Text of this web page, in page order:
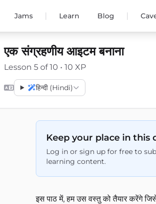
Jams | Learn Blog |
एक संग्रहणीय आइटम बनाना
Lesson 5 of 10 • 10 XP
हिन्दी (Hindi)
Keep your place in this
Log in or sign up for free to
learning content.
इस पाठ में, हम उस वस्तु को तैयार करेंगे